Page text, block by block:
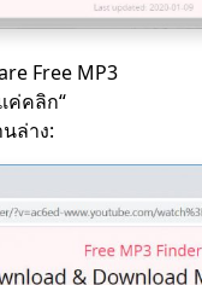
Free MP3
ค่คลิก“
ล่าง: